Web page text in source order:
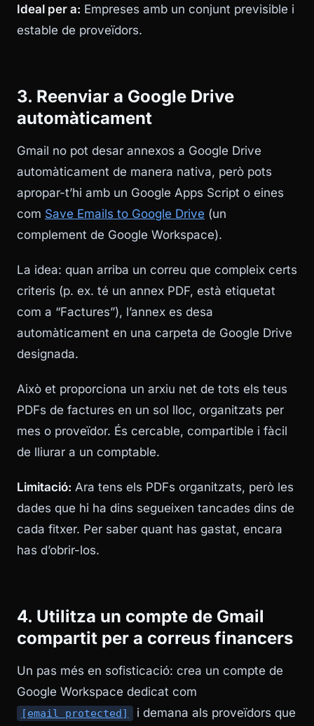
Ideal per a: Empreses amb un conjunt previsible i
estable de proveïdors.
3. Reenviar a Google Drive
automàticament
Gmail no pot desar annexos a Google Drive
automàticament de manera nativa, però pots
apropar-t’hi amb un Google Apps Script o eines
com Save Emails to Google Drive (un
complement de Google Workspace).
La idea: quan arriba un correu que compleix certs
criteris (p. ex. té un annex PDF, està etiquetat
com a “Factures”), l’annex es desa
automàticament en una carpeta de Google Drive
designada.
Això et proporciona un arxiu net de tots els teus
PDFs de factures en un sol lloc, organitzats per
mes o proveïdor. És cercable, compartible i fàcil
de lliurar a un comptable.
Limitació: Ara tens els PDFs organitzats, però les
dades que hi ha dins segueixen tancades dins de
cada fitxer. Per saber quant has gastat, encara
has d’obrir-los.
4. Utilitza un compte de Gmail
compartit per a correus financers
Un pas més en sofisticació: crea un compte de
Google Workspace dedicat com
[email protected]
i demana als proveïdors que